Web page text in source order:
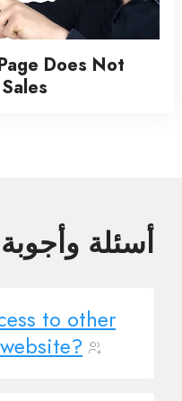
Does Not
أسئلة وأجوبة
to other